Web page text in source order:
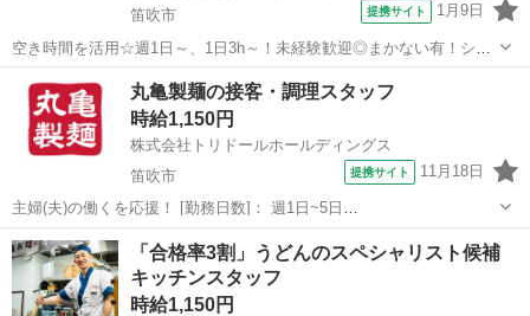
笛吹市
提携サイト 1月9日
空き時間を活用☆週1日～、1日3h～！未経験歓迎◎まかない有！シフ
トは1週間毎♪ 家事や育児のご経験を活かしませんか？ 【主婦(夫)さん
におススメポイント】 ・同世代の主婦(夫)さんもみんな未経験からス
タートできます。 ...
山梨 笛吹市 レストラン
丸亀製麺の接客・調理スタッフ
時給1,150円
株式会社トリドールホールディングス
笛吹市
提携サイト 11月18日
主婦(夫)の働くを応援！ [勤務日数]： 週1日~5日
10:00~15:00/10:00~16:00/09:00~14:00/11:00~17:00/11:00~16:00 [勤務
地・最寄駅]： 山梨県笛吹市石和町四...
山梨 笛吹市 その他
「合格率3割」うどんのスペシャリスト候補
キッチンスタッフ
時給1,150円